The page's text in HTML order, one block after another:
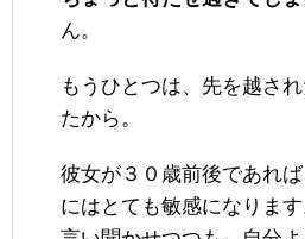
ん。
もうひとつは、先を越さ
たから。
彼女が３０歳前後であれ
にはとても敏感になりま